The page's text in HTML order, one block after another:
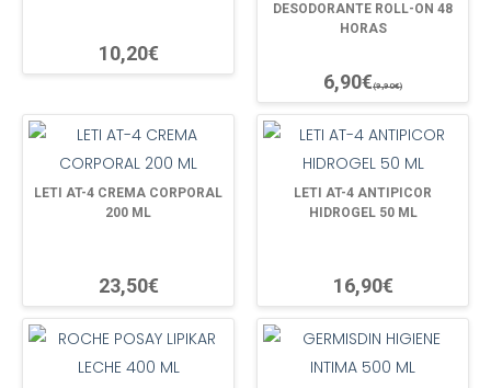
10,20€
DESODORANTE ROLL-ON 48
HORAS
6,90€(9,90€)
LETI AT-4 CREMA CORPORAL
200 ML
23,50€
LETI AT-4 ANTIPICOR
HIDROGEL 50 ML
16,90€